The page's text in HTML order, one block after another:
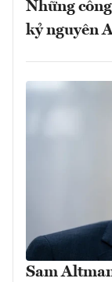
Những
kỷ nguyên
Sam